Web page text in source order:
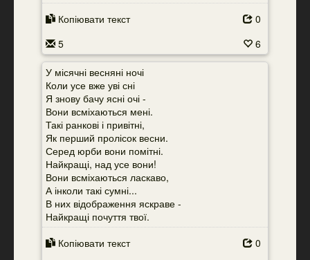
Копіювати текст
0
5
6
У місячні весняні ночі
Коли усе вже уві сні
Я знову бачу ясні очі -
Вони всміхаються мені.
Такі ранкові і привітні,
Як перший пролісок весни.
Серед юрби вони помітні.
Найкращі, над усе вони!
Вони всміхаються ласкаво,
А інколи такі сумні...
В них відображення яскраве -
Найкращі почуття твої.
Копіювати текст
0